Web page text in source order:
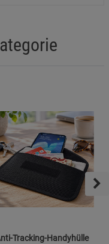
Tracking-Handyhülle